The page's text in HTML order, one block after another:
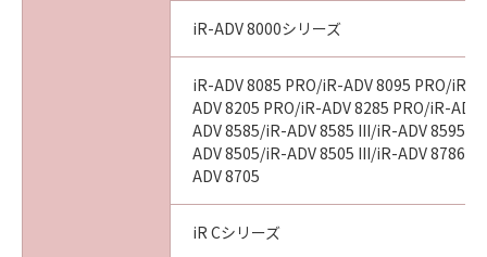
iR-ADV 8000シリーズ
iR-ADV 8085 PRO/iR-ADV 8095 PRO/iR-
ADV 8205 PRO/iR-ADV 8285 PRO/iR-
ADV 8585/iR-ADV 8585 III/iR-ADV 8595/
ADV 8505/iR-ADV 8505 III/iR-ADV 8786/
ADV 8705
iR Cシリーズ